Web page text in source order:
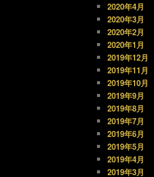
2020年4月
2020年3月
2020年2月
2020年1月
2019年12月
2019年11月
2019年10月
2019年9月
2019年8月
2019年7月
2019年6月
2019年5月
2019年4月
2019年3月